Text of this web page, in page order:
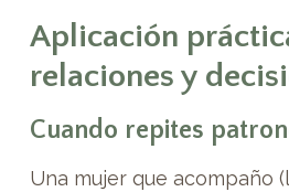
Aplicación
relaciones y
Cuando repites
Una mujer que acompaño